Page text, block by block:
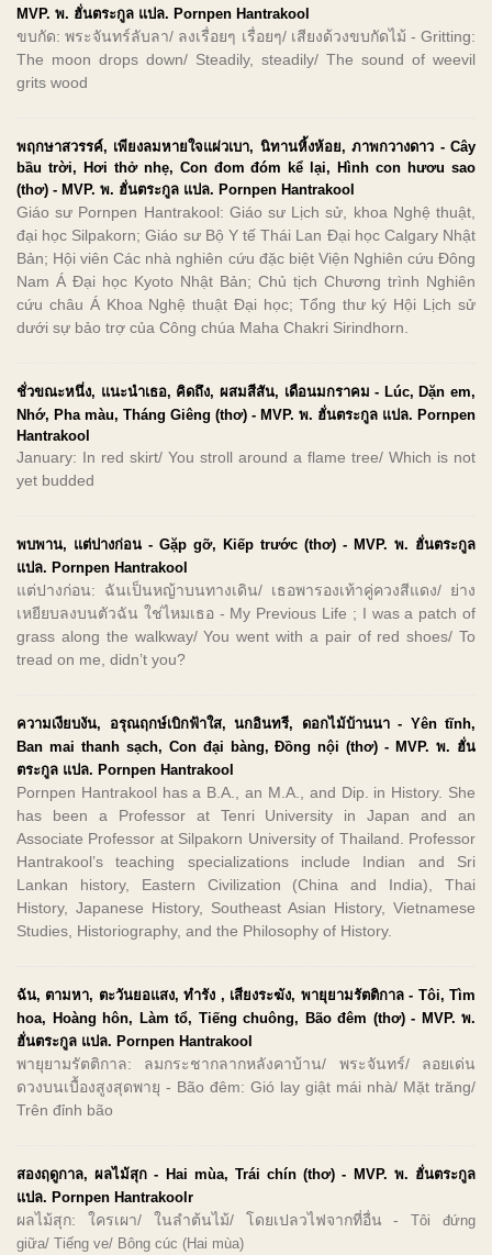
MVP. พ. ฮั่นตระกูล แปล. Pornpen Hantrakool
ขบกัด: พระจันทร์ลับลา/ ลงเรื่อยๆ เรื่อยๆ/ เสียงด้วงขบกัดไม้ - Gritting:
The moon drops down/ Steadily, steadily/ The sound of weevil
grits wood
พฤกษาสวรรค์, เพียงลมหายใจแผ่วเบา, นิทานหิ้งห้อย, ภาพกวางดาว - Cây
bầu trời, Hơi thở nhẹ, Con đom đóm kể lại, Hình con hươu sao
(thơ) - MVP. พ. ฮั่นตระกูล แปล. Pornpen Hantrakool
Giáo sư Pornpen Hantrakool: Giáo sư Lịch sử, khoa Nghệ thuật,
đại học Silpakorn; Giáo sư Bộ Y tế Thái Lan Đại học Calgary Nhật
Bản; Hội viên Các nhà nghiên cứu đặc biệt Viện Nghiên cứu Đông
Nam Á Đại học Kyoto Nhật Bản; Chủ tịch Chương trình Nghiên
cứu châu Á Khoa Nghệ thuật Đại học; Tổng thư ký Hội Lịch sử
dưới sự bảo trợ của Công chúa Maha Chakri Sirindhorn.
ชั่วขณะหนึ่ง, แนะนำเธอ, คิดถึง, ผสมสีสัน, เดือนมกราคม - Lúc, Dặn em,
Nhớ, Pha màu, Tháng Giêng (thơ) - MVP. พ. ฮั่นตระกูล แปล. Pornpen
Hantrakool
January: In red skirt/ You stroll around a flame tree/ Which is not
yet budded
พบพาน, แต่ปางก่อน - Gặp gỡ, Kiếp trước (thơ) - MVP. พ. ฮั่นตระกูล
แปล. Pornpen Hantrakool
แต่ปางก่อน: ฉันเป็นหญ้าบนทางเดิน/ เธอพารองเท้าคู่ควงสีแดง/ ย่าง
เหยียบลงบนตัวฉัน ใช่ไหมเธอ - My Previous Life ; I was a patch of
grass along the walkway/ You went with a pair of red shoes/ To
tread on me, didn’t you?
ความเงียบงัน, อรุณฤกษ์เบิกฟ้าใส, นกอินทรี, ดอกไม้บ้านนา - Yên tĩnh,
Ban mai thanh sạch, Con đại bàng, Đồng nội (thơ) - MVP. พ. ฮั่น
ตระกูล แปล. Pornpen Hantrakool
Pornpen Hantrakool has a B.A., an M.A., and Dip. in History. She
has been a Professor at Tenri University in Japan and an
Associate Professor at Silpakorn University of Thailand. Professor
Hantrakool’s teaching specializations include Indian and Sri
Lankan history, Eastern Civilization (China and India), Thai
History, Japanese History, Southeast Asian History, Vietnamese
Studies, Historiography, and the Philosophy of History.
ฉัน, ตามหา, ตะวันยอแสง, ทำรัง , เสียงระฆัง, พายุยามรัตติกาล - Tôi, Tìm
hoa, Hoàng hôn, Làm tổ, Tiếng chuông, Bão đêm (thơ) - MVP. พ.
ฮั่นตระกูล แปล. Pornpen Hantrakool
พายุยามรัตติกาล: ลมกระชากลากหลังคาบ้าน/ พระจันทร์/ ลอยเด่น
ดวงบนเบื้องสูงสุดพายุ - Bão đêm: Gió lay giật mái nhà/ Mặt trăng/
Trên đỉnh bão
สองฤดูกาล, ผลไม้สุก - Hai mùa, Trái chín (thơ) - MVP. พ. ฮั่นตระกูล
แปล. Pornpen Hantrakoolr
ผลไม้สุก: ใครเผา/ ในลำต้นไม้/ โดยเปลวไฟจากที่อื่น -Tôi đứng
giữa/ Tiếng ve/ Bông cúc (Hai mùa)